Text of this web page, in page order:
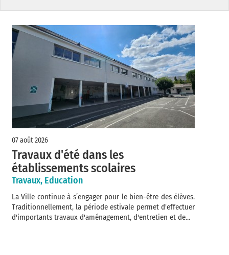
07 août 2026
Travaux d'été dans les
établissements scolaires
Travaux, Education
La Ville continue à s’engager pour le bien-être des élèves.
Traditionnellement, la période estivale permet d'effectuer
d'importants travaux d'aménagement, d'entretien et de...